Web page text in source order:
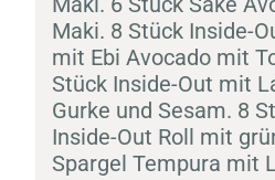
Maki. 8 Stück Inside-
mit Ebi Avocado mit
Stück Inside-Out mit
Gurke und Sesam. 8
Inside-Out Roll mit
Spargel Tempura mit